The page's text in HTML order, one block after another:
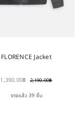
FLORENCE Jacket
1,390.00฿ 2,190.00฿
ขายแล้ว 39 ชิ้น